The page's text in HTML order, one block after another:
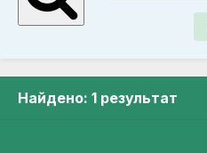
Найдено: 1 результат